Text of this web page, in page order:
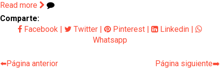
Read more
Comparte:
Facebook
Twitter Pinterest Linkedin
Whatsapp
⬅️Página anterior Página siguiente➡️